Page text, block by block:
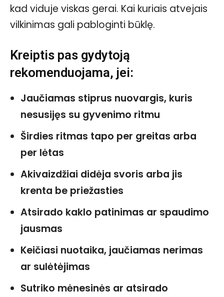
kad viduje viskas gerai. Kai kuriais atvejais
vilkinimas gali pabloginti būklę.
Kreiptis pas gydytoją
rekomenduojama, jei:
Jaučiamas stiprus nuovargis, kuris
nesusijęs su gyvenimo ritmu
Širdies ritmas tapo per greitas arba
per lėtas
Akivaizdžiai didėja svoris arba jis
krenta be priežasties
Atsirado kaklo patinimas ar spaudimo
jausmas
Keičiasi nuotaika, jaučiamas nerimas
ar sulėtėjimas
Sutriko mėnesinės ar atsirado